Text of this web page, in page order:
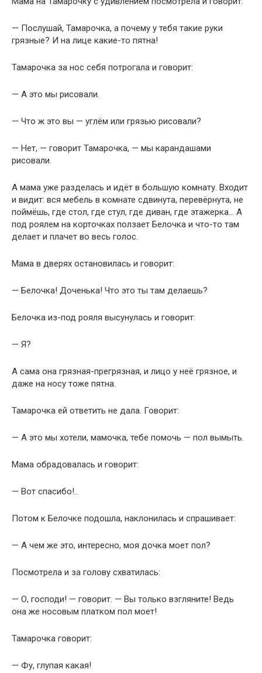
— Послушай, Тамарочка, а почему у тебя такие руки
грязные? И на лице какие-то пятна!
Тамарочка за нос себя потрогала и говорит:
— А это мы рисовали.
— Что ж это вы — углём или грязью рисовали?
— Нет, — говорит Тамарочка, — мы карандашами
рисовали.
А мама уже разделась и идёт в большую комнату. Входит
и видит: вся мебель в комнате сдвинута, перевёрнута, не
поймёшь, где стол, где стул, где диван, где этажерка… А
под роялем на корточках ползает Белочка и что-то там
делает и плачет во весь голос.
Мама в дверях остановилась и говорит:
— Белочка! Доченька! Что это ты там делаешь?
Белочка из-под рояля высунулась и говорит:
— Я?
А сама она грязная-прегрязная, и лицо у неё грязное, и
даже на носу тоже пятна.
Тамарочка ей ответить не дала. Говорит:
— А это мы хотели, мамочка, тебе помочь — пол вымыть.
Мама обрадовалась и говорит:
— Вот спасибо!..
Потом к Белочке подошла, наклонилась и спрашивает:
— А чем же это, интересно, моя дочка моет пол?
Посмотрела и за голову схватилась:
— О, господи! — говорит. — Вы только взгляните! Ведь
она же носовым платком пол моет!
Тамарочка говорит:
— Фу, глупая какая!